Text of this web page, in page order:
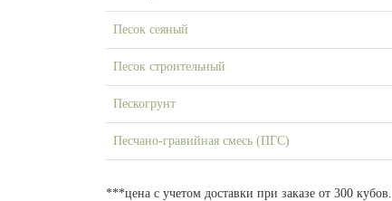
Песок сеяный
Песок строительный
Пескогрунт
Песчано-гравийная смесь (ПГС)
***цена с учетом доставки при заказе от 300 кубов.